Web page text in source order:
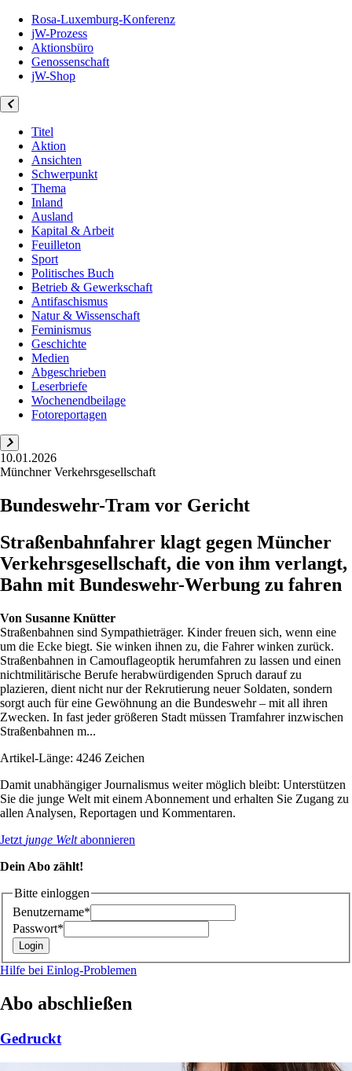
Rosa-Luxemburg-Konferenz
jW-Prozess
Aktionsbüro
Genossenschaft
jW-Shop
Titel
Aktion
Ansichten
Schwerpunkt
Thema
Inland
Ausland
Kapital & Arbeit
Feuilleton
Sport
Politisches Buch
Betrieb & Gewerkschaft
Antifaschismus
Natur & Wissenschaft
Feminismus
Geschichte
Medien
Abgeschrieben
Leserbriefe
Wochenendbeilage
Fotoreportagen
10.01.2026
Münchner Verkehrsgesellschaft
Bundeswehr-Tram vor Gericht
Straßenbahnfahrer klagt gegen Müncher
Verkehrsgesellschaft, die von ihm verlangt,
Bahn mit Bundeswehr-Werbung zu fahren
Von Susanne Knütter
Straßenbahnen sind Sympathieträger. Kinder freuen sich, wenn eine
um die Ecke biegt. Sie winken ihnen zu, die Fahrer winken zurück.
Straßenbahnen in Camouflageoptik herumfahren zu lassen und einen
nichtmilitärische Berufe herabwürdigenden Spruch darauf zu
plazieren, dient nicht nur der Rekrutierung neuer Soldaten, sondern
sorgt auch für eine Gewöhnung an die Bundeswehr – mit all ihren
Zwecken. In fast jeder größeren Stadt müssen Tramfahrer inzwischen
Straßenbahnen m...
Artikel-Länge: 4246 Zeichen
Damit unabhängiger Journalismus weiter möglich bleibt: Unterstützen
Sie die junge Welt mit einem Abonnement und erhalten Sie Zugang zu
allen Analysen, Reportagen und Kommentaren.
Jetzt junge Weltabonnieren
Dein Abo zählt!
Bitte einloggen
Benutzername*
Passwort*
Hilfe bei Einlog-Problemen
Abo abschließen
Gedruckt